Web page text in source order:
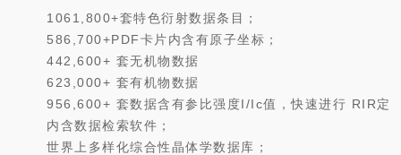
1061,800+套特色衍射数据条目；
586,700+PDF卡片内含有原子坐标；
442,600+ 套无机物数据
623,000+ 套有机物数据
956,600+ 套数据含有参比强度I/Ic值，快速进行 RIR定
内含数据检索软件；
世界上多样化综合性晶体学数据库；